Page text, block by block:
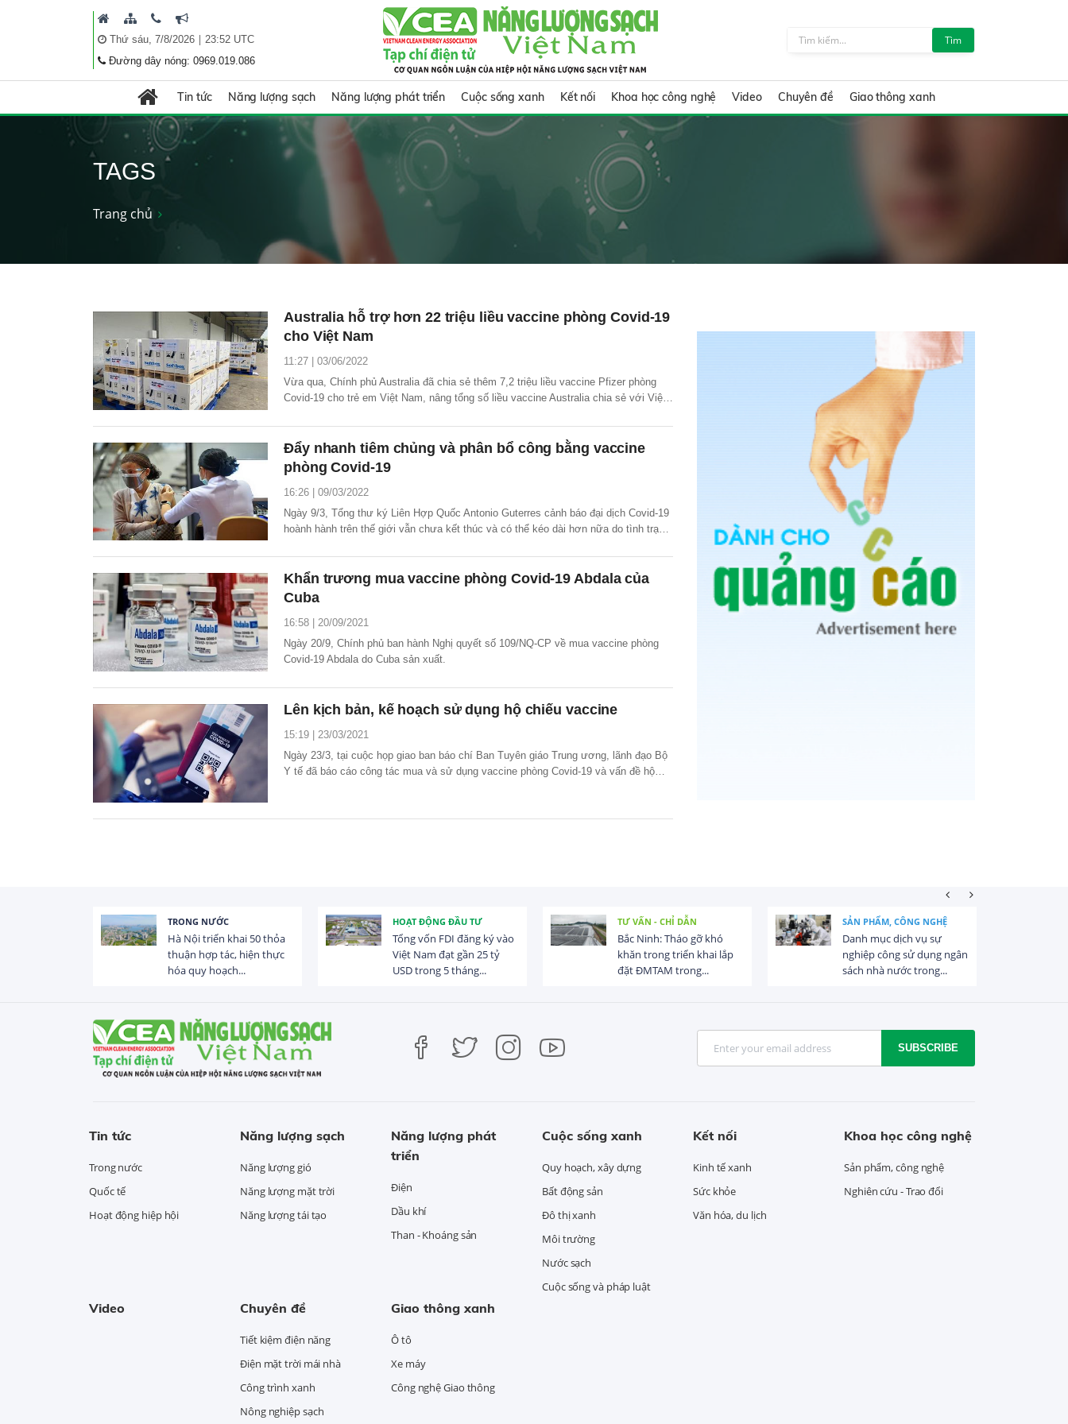
Thứ sáu, 7/8/2026| 23:52 UTC
Đường dây nóng: 0969.019.086
Tìm
Tin tức Năng lượng sạch Năng lượng phát triển Cuộc sống xanh Kết nối Khoa học công nghệ Video Chuyên đề Giao thông xanh
TAGS
Trang chủ
Australia hỗ trợ hơn 22 triệu liều vaccine phòng Covid-19
cho Việt Nam
11:27 | 03/06/2022
Vừa qua, Chính phủ Australia đã chia sẻ thêm 7,2 triệu liều vaccine Pfizer phòng
Covid-19 cho trẻ em Việt Nam, nâng tổng số liều vaccine Australia chia sẻ với Việt
Đẩy nhanh tiêm chủng và phân bổ công bằng vaccine
phòng Covid-19
16:26 | 09/03/2022
Ngày 9/3, Tổng thư ký Liên Hợp Quốc Antonio Guterres cảnh báo đại dịch Covid-19
hoành hành trên thế giới vẫn chưa kết thúc và có thể kéo dài hơn nữa do tình trạng
Khẩn trương mua vaccine phòng Covid-19 Abdala của
Cuba
16:58 | 20/09/2021
Ngày 20/9, Chính phủ ban hành Nghị quyết số 109/NQ-CP về mua vaccine phòng
Covid-19 Abdala do Cuba sản xuất.
Lên kịch bản, kế hoạch sử dụng hộ chiếu vaccine
15:19 | 23/03/2021
Ngày 23/3, tại cuộc họp giao ban báo chí Ban Tuyên giáo Trung ương, lãnh đạo Bộ
Y tế đã báo cáo công tác mua và sử dụng vaccine phòng Covid-19 và vấn đề hộ
TRONG NƯỚC
Hà Nội triển khai 50 thỏa
thuận hợp tác, hiện thực
hóa quy hoạch...
HOẠT ĐỘNG ĐẦU TƯ
Tổng vốn FDI đăng ký vào
Việt Nam đạt gần 25 tỷ
USD trong 5 tháng...
TƯ VẤN - CHỈ DẪN
Bắc Ninh: Tháo gỡ khó
khăn trong triển khai lắp
đặt ĐMTAM trong...
SẢN PHẨM, CÔNG NGHỆ
Danh mục dịch vụ sự
nghiệp công sử dụng ngân
sách nhà nước trong...
SUBSCRIBE
Tin tức
Trong nước
Quốc tế
Hoạt động hiệp hội
Năng lượng sạch
Năng lượng gió
Năng lượng mặt trời
Năng lượng tái tạo
Năng lượng phát
triển
Điện
Dầu khí
Than - Khoáng sản
Cuộc sống xanh
Quy hoạch, xây dựng
Bất động sản
Đô thị xanh
Môi trường
Nước sạch
Cuộc sống và pháp luật
Kết nối
Kinh tế xanh
Sức khỏe
Văn hóa, du lịch
Khoa học công nghệ
Sản phẩm, công nghệ
Nghiên cứu - Trao đổi
Video Chuyên đề
Tiết kiệm điện năng
Điện mặt trời mái nhà
Công trình xanh
Nông nghiệp sạch
Giao thông xanh
Ô tô
Xe máy
Công nghệ Giao thông